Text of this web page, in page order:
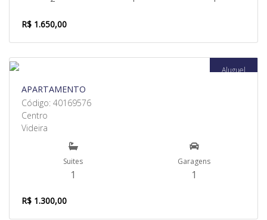
R$ 1.650,00
Aluguel
APARTAMENTO
Código: 40169576
Centro
Videira
Suites
1
Garagens
1
R$ 1.300,00